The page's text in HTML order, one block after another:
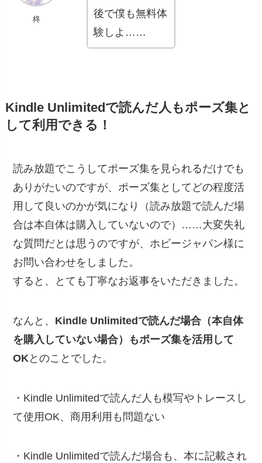
柊
後で僕も無料体
験しよ……
Kindle Unlimitedで読んだ人もポーズ集と
して利用できる！
読み放題でこうしてポーズ集を見られるだけでも
ありがたいのですが、ポーズ集としてどの程度活
用して良いのかが気になり（読み放題で読んだ場
合は本自体は購入していないので）……大変失礼
な質問だとは思うのですが、ホビージャパン様に
お問い合わせをしました。
すると、とても丁寧なお返事をいただきました。
なんと、 Kindle Unlimitedで読んだ場合（本自体
を購入していない場合）もポーズ集を活用して
OK とのことでした。
・Kindle Unlimitedで読んだ人も模写やトレースし
て使用OK、商用利用も問題ない
・Kindle Unlimitedで読んだ場合も、本に記載され